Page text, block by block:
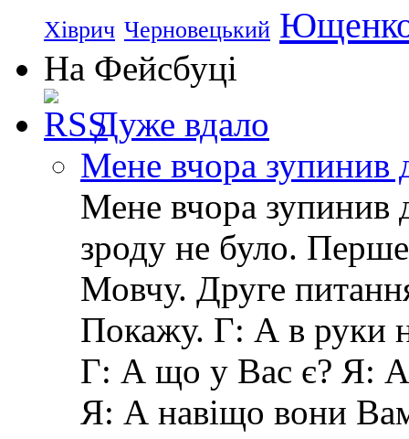
Хіврич Черновецький
На Фейсбуці
Дуже вдало
Мене вчора зупинив
Мене вчора зупинив
зроду не було.
Мовчу. Друге
Покажу. Г: А в руки
Г: А що у Вас є? Я:
Я: А навіщо вони